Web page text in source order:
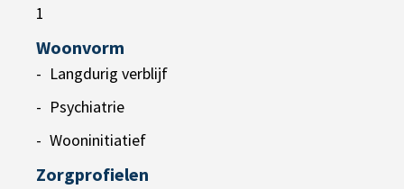
1
Woonvorm
Langdurig verblijf
Psychiatrie
Wooninitiatief
Zorgprofielen